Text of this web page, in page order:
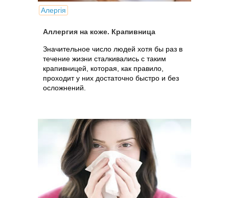
Алергія
Аллергия на коже. Крапивница
Значительное число людей хотя бы раз в
течение жизни сталкивались с таким
крапивницей, которая, как правило,
проходит у них достаточно быстро и без
осложнений.